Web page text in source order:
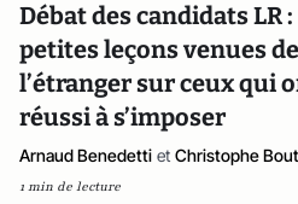
Débat des candidats LR :
petites leçons venues de
l’étranger sur ceux qui
réussi à s’imposer
Arnaud Benedetti et Christophe
1 min de lecture